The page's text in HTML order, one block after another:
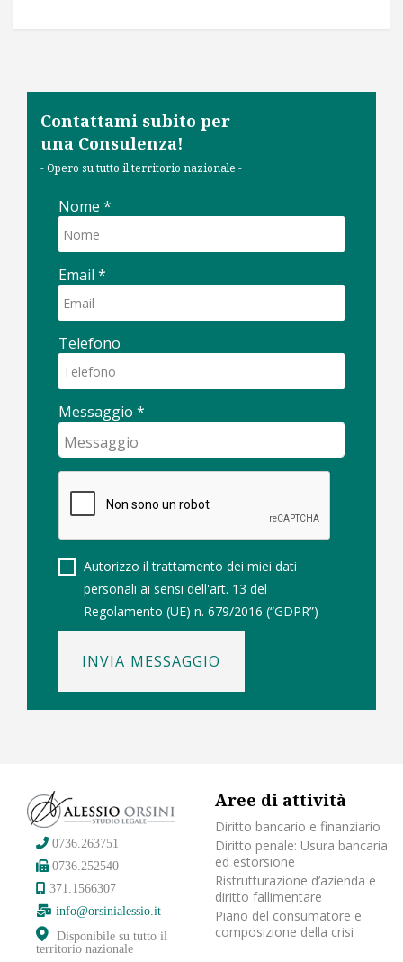
Contattami subito per
una Consulenza!
- Opero su tutto il territorio nazionale -
Nome *
Email *
Telefono
Messaggio *
Autorizzo il trattamento dei miei dati
personali ai sensi dell'art. 13 del
Regolamento (UE) n. 679/2016 (“GDPR”)
INVIA MESSAGGIO
0736.263751
0736.252540
371.1566307
info@orsinialessio.it
Disponibile su tutto il
territorio nazionale
Aree di attività
Diritto bancario e finanziario
Diritto penale: Usura bancaria
ed estorsione
Ristrutturazione d’azienda e
diritto fallimentare
Piano del consumatore e
composizione della crisi